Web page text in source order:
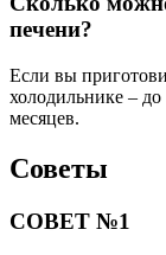
печени?
Если вы
холодильнике –
месяцев.
Советы
СОВЕТ №1